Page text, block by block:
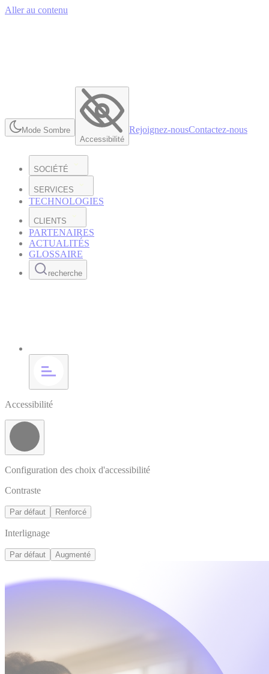
Aller au contenu
Mode Sombre
Accessibilité
Rejoignez-nousContactez-nous
SOCIÉTÉ
SERVICES
TECHNOLOGIES
CLIENTS
PARTENAIRES
ACTUALITÉS
GLOSSAIRE
recherche
Accessibilité
Configuration des choix d'accessibilité
Contraste
Par défaut Renforcé
Interlignage
Par défaut Augmenté